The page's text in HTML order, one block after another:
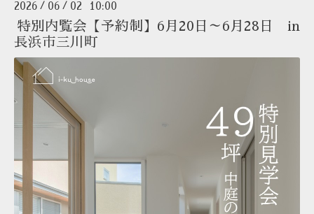
2026 / 06 / 02 10:00
特別内覧会【予約制】6月20日～6月28日 in
長浜市三川町